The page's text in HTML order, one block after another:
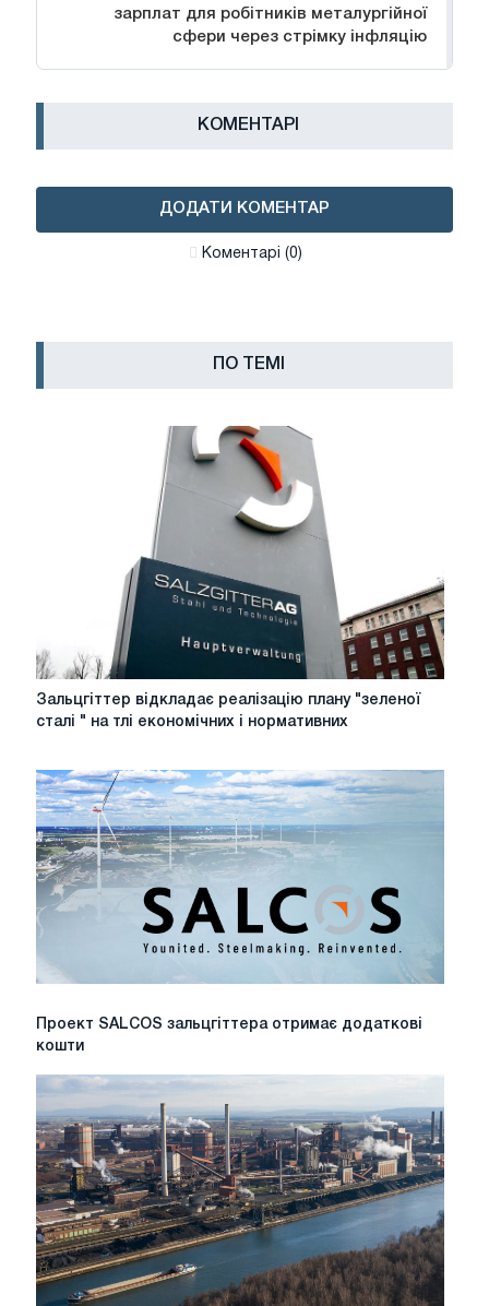
зарплат для робітників металургійної
сфери через стрімку інфляцію
КОМЕНТАРІ
ДОДАТИ КОМЕНТАР
Коментарі (0)
ПО ТЕМІ
Зальцгіттер
відкладає
"зеленої
сталі
"
на
тлі
економічних
і
труднощів
Зальцгіттер відкладає реалізацію плану "зеленої
сталі " на тлі економічних і нормативних
Проект
отримає
додаткові
кошти
Проект SALCOS зальцгіттера отримає додаткові
кошти